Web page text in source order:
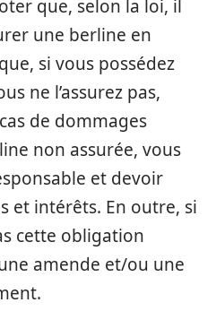
que, selon la loi, il
une berline en
si vous possédez
ne l’assurez pas,
de dommages
non assurée, vous
et devoir
et intérêts. En outre, si
cette obligation
amende et/ou une